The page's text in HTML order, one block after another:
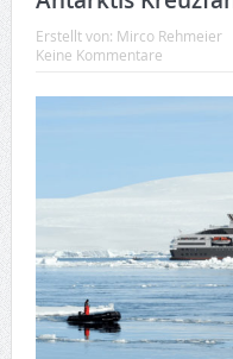
Erstellt von: Mirco Rehmeier
Keine Kommentare